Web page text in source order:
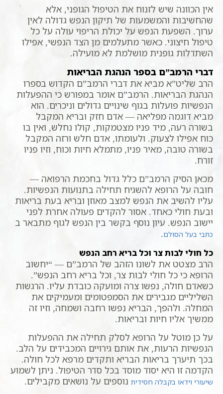
אין הכוונה שיש לזנוח את הטיפול הגופני, אלא
שהחשיבות והמשמעות של תיקון הנפש גדולה לאין
ערוך. השפעת הנפש על יכולת הריפוי עולה על כל
טיפול חיצוני. כאשר מתעלמים מן הצד הנפשי, אפילו
השתדלות גופנית מושלמת לא מועילה.
דברי הרמב”ם בספר הנהגת הבריאות
הרב שליט”א מביא את דברי הרמב”ם הקדוש בספרו
הנהגת הבריאות. הרמב”ם אומר במפורש כי ההפעלות
הנפשיות פועלות בגוף שינויים גדולים וניכרים. הוא
מביא דוגמה מפליאה — אדם חזק ובריא המקבל
בשורה רעה, מיד פניו מצטמקות, קולו נחלש, ואין בו
כוח אפילו לצעוק. ולעומתו, אדם חלש ורזה המקבל
בשורה טובה, מאיר פניו, מתמלא חיות וכוח, וזיו פניו
זורח.
מכאן הסיק הרמב”ם כלל גדול בחכמת הרפואה —
חובה על הרופא להשגיח תחילה בתנועות הנפשיות.
עליו להשיב את הנפש למצב מאוזן ובריא בעת בריאות
ובעת חולי כאחד. אסור להקדים פעולה אחרת לפני
יישוב הנפש. עיון נוסף בקשר בין הנפש לגוף מתבאר ב
כתבי בעל הסולם.
כל חולי לבות צר וכל בריא רחב הנפש
הרב מצטט את לשונו הזהב של הרמב”ם — “יחשוב
הרופא כי כל חולי לבות צר, וכל בריא רחב הנפש”.
כשאדם חולה, נפשו צרה ומועקה כובדת עליו. הרגשות
השליליים מגבירים את הסמפטומים ומעמיקים את
המחלה. ולהפך, הבריא נפשו רחבה ושמחה, וזיו זה
ממשיך אליו חיות ובריאות.
על כן מוטל על הרופא לסלק תחילה את ההפעלות
הנפשיות הרעות, את אותם גירויים המכבידים על הלב.
בכך תיערך בריאות הבריא ותקדים מרפא לכל חולה.
הקדמה זו היא יסוד מוסד בכל סדר הטיפול. ניתן לשמוע
שיעורי וידאו בקבלה חסידית נוספים על נושאים מקבילים.